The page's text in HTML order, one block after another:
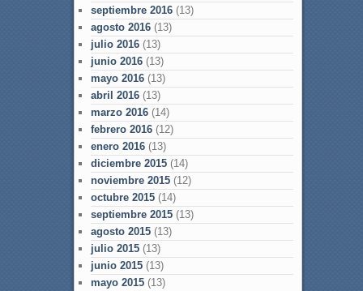
septiembre 2016(13)
agosto 2016(13)
julio 2016(13)
junio 2016(13)
mayo 2016(13)
abril 2016(13)
marzo 2016(14)
febrero 2016(12)
enero 2016(13)
diciembre 2015(14)
noviembre 2015(12)
octubre 2015(14)
septiembre 2015(13)
agosto 2015(13)
julio 2015(13)
junio 2015(13)
mayo 2015(13)